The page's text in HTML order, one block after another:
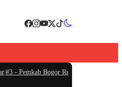
-Pemkab Bogor Resmi Menetapkan